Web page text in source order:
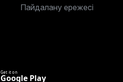
Пайдалану ережесі
Get it on
Google Play